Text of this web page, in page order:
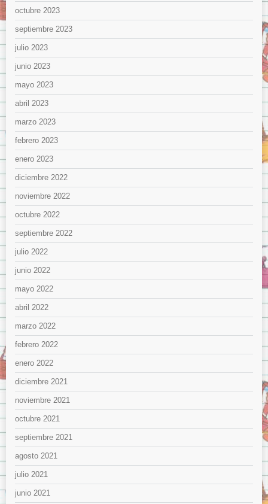
octubre 2023
septiembre 2023
julio 2023
junio 2023
mayo 2023
abril 2023
marzo 2023
febrero 2023
enero 2023
diciembre 2022
noviembre 2022
octubre 2022
septiembre 2022
julio 2022
junio 2022
mayo 2022
abril 2022
marzo 2022
febrero 2022
enero 2022
diciembre 2021
noviembre 2021
octubre 2021
septiembre 2021
agosto 2021
julio 2021
junio 2021